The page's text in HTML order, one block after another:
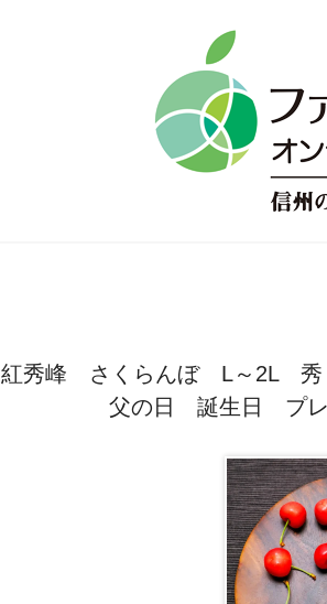
紅秀峰 さくらんぼ L～2L
父の日 誕生日 プレ